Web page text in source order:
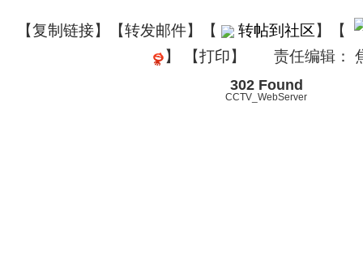
【复制链接】【转发邮件】 【 转帖到社区】【
】
【打印】 责任编辑：
302 Found
CCTV_WebServer